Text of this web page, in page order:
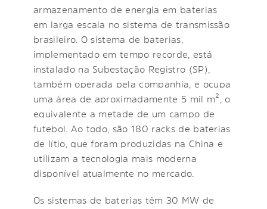
armazenamento de energia em baterias
em larga escala no sistema de transmissão
brasileiro. O sistema de baterias,
implementado em tempo recorde, está
instalado na Subestação Registro (SP),
também operada pela companhia, e ocupa
uma área de aproximadamente 5 mil m², o
equivalente a metade de um campo de
futebol. Ao todo, são 180 racks de baterias
de lítio, que foram produzidas na China e
utilizam a tecnologia mais moderna
disponível atualmente no mercado.
Os sistemas de baterias têm 30 MW de